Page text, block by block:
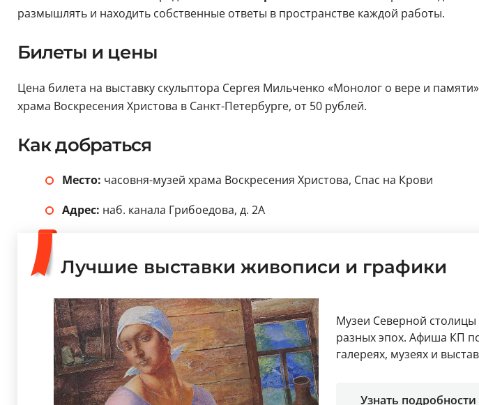
размышлять и находить собственные ответы в пространстве каждой работы.
Билеты и цены
Цена билета на выставку скульптора Сергея Мильченко «Монолог о вере и
храма Воскресения Христова в Санкт-Петербурге, от 50 рублей.
Как добраться
Место: часовня-музей храма Воскресения Христова, Спас на Крови
Адрес: наб. канала Грибоедова, д. 2А
Лучшие выставки живописи и графики
Музеи Северной столицы
разных эпох. Афиша КП
галереях, музеях и
Узнать подробности